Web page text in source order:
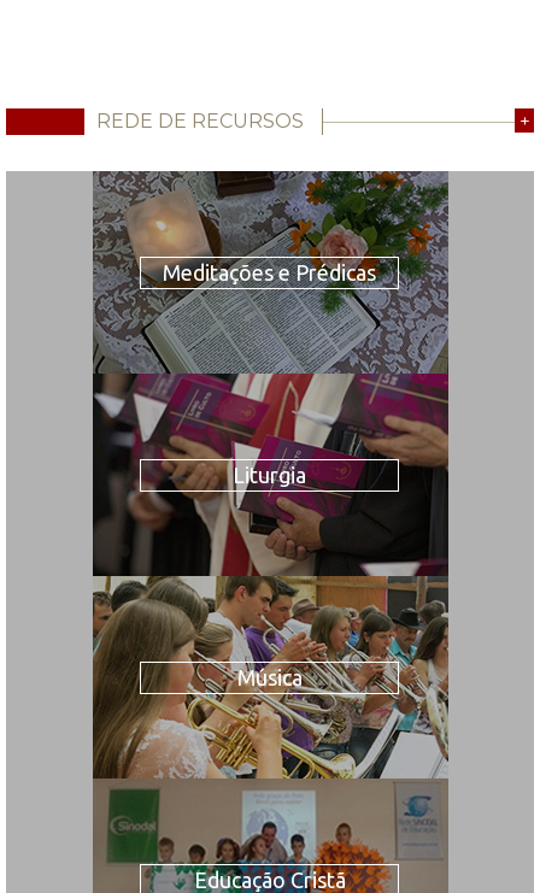
REDE DE RECURSOS +
Meditações e Prédicas
Liturgia
Música
Educação Cristã